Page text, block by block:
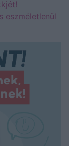
eszméletlenül